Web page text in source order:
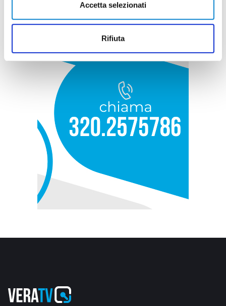
Accetta selezionati
Rifiuta